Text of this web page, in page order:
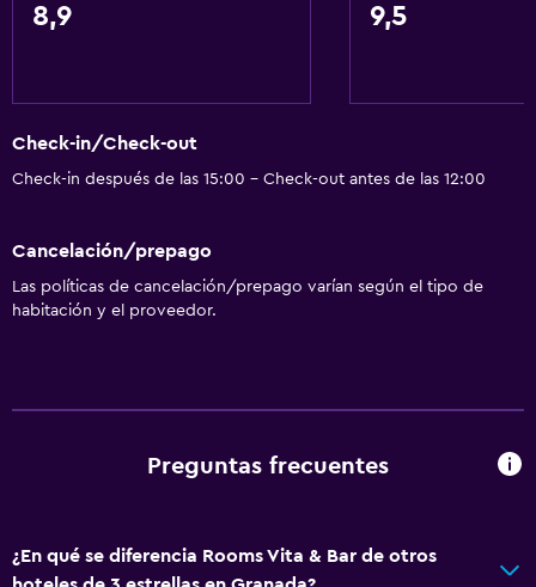
8,9 9,5
Check-in/Check-out
Check-in después de las 15:00 - Check-out antes de las 12:00
Cancelación/prepago
Las políticas de cancelación/prepago varían según el tipo de
habitación y el proveedor.
Preguntas frecuentes
¿En qué se diferencia Rooms Vita & Bar de otros